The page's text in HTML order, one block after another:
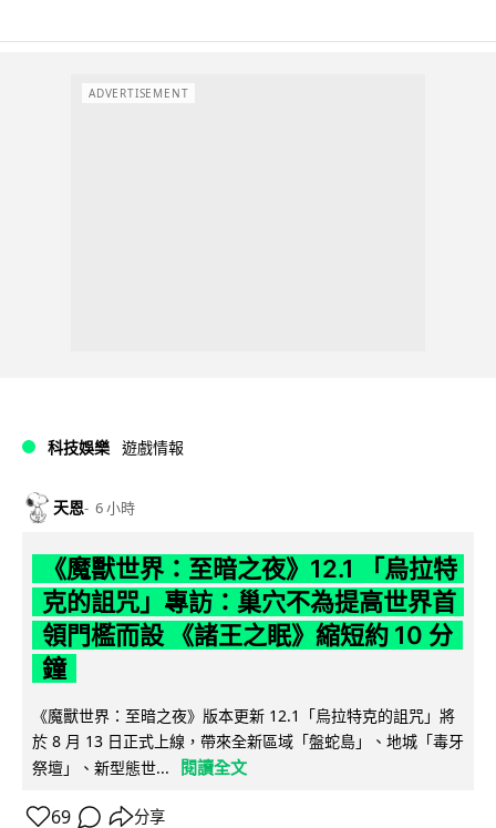
ADVERTISEMENT
科技娛樂 遊戲情報
天恩 6 小時
《魔獸世界：至暗之夜》12.1 「烏拉特
克的詛咒」專訪：巢穴不為提高世界首
領門檻而設 《諸王之眠》縮短約 10 分
鐘
《魔獸世界：至暗之夜》版本更新 12.1「烏拉特克的詛咒」將
於 8 月 13 日正式上線，帶來全新區域「盤蛇島」、地城「毒牙
祭壇」、新型態世...
閱讀全文
69 分享